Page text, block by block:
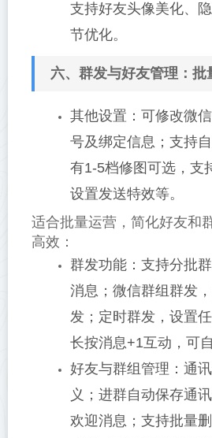
支持好友头像美化、
节优化。
六、群发与好友管理：批
其他设置：可修改微
号及绑定信息；支持
有1-5档修图可选，支
设置发送特效等。
适合批量运营，简化好友和
高效：
群发功能：支持分批
消息；微信群组群发
发；定时群发，设置
长按消息+1互动，可
好友与群组管理：通
义；进群自动保存通
欢迎消息；支持批量